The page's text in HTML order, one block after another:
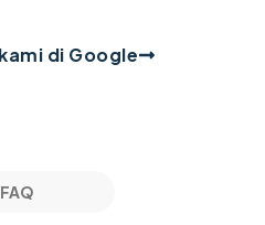
di Google
FAQ